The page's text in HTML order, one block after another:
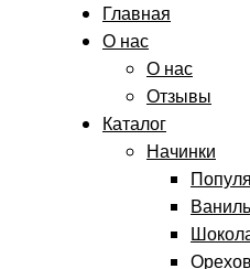
Главная
О нас
О нас
Отзывы
Каталог
Начинки